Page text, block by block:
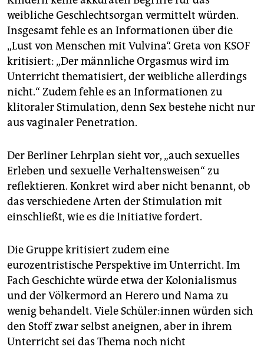
weibliche Geschlechtsorgan vermittelt würden.
Insgesamt fehle es an Informationen über die
„Lust von Menschen mit Vulvina“. Greta von KSOF
kritisiert: „Der männliche Orgasmus wird im
Unterricht thematisiert, der weibliche allerdings
nicht.“ Zudem fehle es an Informationen zu
klitoraler Stimulation, denn Sex bestehe nicht nur
aus vaginaler Penetration.
Der Berliner Lehrplan sieht vor, „auch sexuelles
Erleben und sexuelle Verhaltensweisen“ zu
reflektieren. Konkret wird aber nicht benannt, ob
das verschiedene Arten der Stimulation mit
einschließt, wie es die Initiative fordert.
Die Gruppe kritisiert zudem eine
eurozentristische Perspektive im Unterricht. Im
Fach Geschichte würde etwa der Kolonialismus
und der Völkermord an Herero und Nama zu
wenig behandelt. Viele Schü­le­r:in­nen würden sich
den Stoff zwar selbst aneignen, aber in ihrem
Unterricht sei das Thema noch nicht